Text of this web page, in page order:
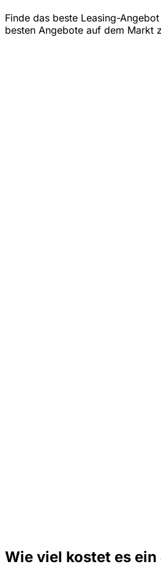
Finde das beste Leasing-
besten Angebote auf dem Markt
Wie viel kostet es ein